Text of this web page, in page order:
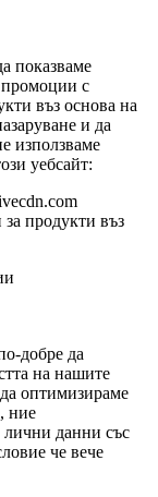
показваме
с
въз основа на
и да
използваме
уебсайт:
продукти въз
добре да
на нашите
оптимизираме
ние
данни със
че вече